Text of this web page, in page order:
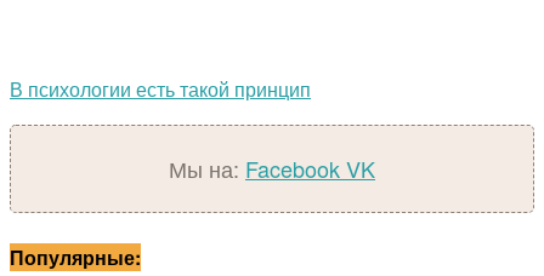
В психологии есть такой принцип
Мы на: FacebookVK
Популярные: